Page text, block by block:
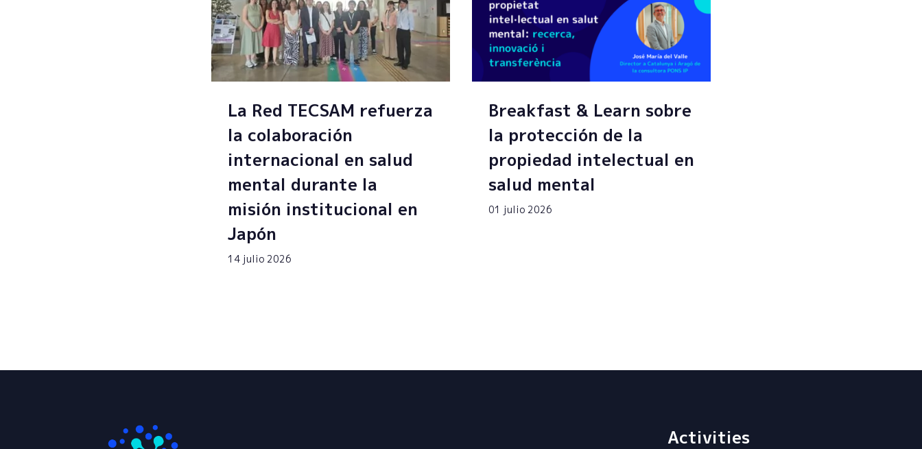
La Red TECSAM refuerza
la colaboración
internacional en salud
mental durante la
misión institucional en
Japón
14 julio 2026
Breakfast & Learn sobre
la protección de la
propiedad intelectual en
salud mental
01 julio 2026
Activities